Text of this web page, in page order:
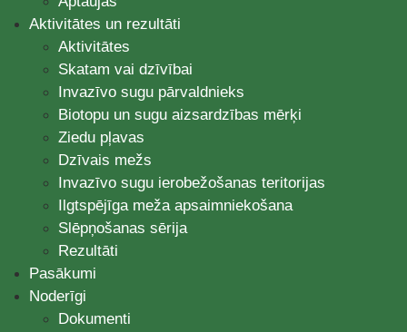
Aktivitātes un rezultāti
Aktivitātes
Skatam vai dzīvībai
Invazīvo sugu pārvaldnieks
Biotopu un sugu aizsardzības mērķi
Ziedu pļavas
Dzīvais mežs
Invazīvo sugu ierobežošanas teritorijas
Ilgtspējīga meža apsaimniekošana
Slēpņošanas sērija
Rezultāti
Pasākumi
Noderīgi
Dokumenti